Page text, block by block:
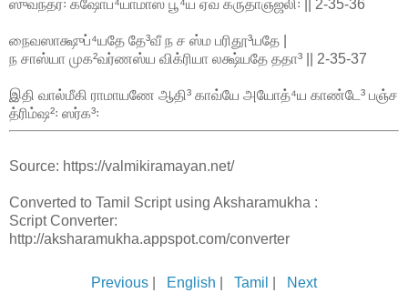
ஸுவந்த்ர꞉ க்ஷோப⁴யாமாஸ பூ⁴ய ஏவ க்ருதாஞ்ஜலி꞉ || 2-35-36
நைவஸாக்ஷுப்⁴யதே தே³வீ ந ச ஸ்ம பரிதூ³யதே |
ந சாஸ்யா முக²வர்ணஸ்ய விக்ரியா லக்ஷ்யதே ததா³ || 2-35-37
இதி வால்மீகி ராமாயணே ஆதி³ காவ்யே அயோத்⁴ய காண்டே³ பஞ்ச
த்ரிம்ஷ²꞉ ஸர்க³꞉
Source: https://valmikiramayan.net/
Converted to Tamil Script using Aksharamukha :
Script Converter:
http://aksharamukha.appspot.com/converter
Previous English Tamil Next